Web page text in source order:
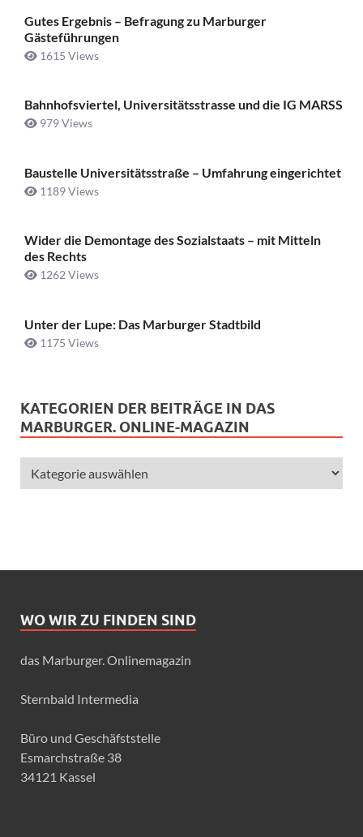
Gutes Ergebnis – Befragung zu Marburger
Gästeführungen
1615 Views
Bahnhofsviertel, Universitätsstrasse und die IG MARSS
979 Views
Baustelle Universitätsstraße ­– Umfahrung eingerichtet
1189 Views
Wider die Demontage des Sozialstaats – mit Mitteln
des Rechts
1262 Views
Unter der Lupe: Das Marburger Stadtbild
1175 Views
KATEGORIEN DER BEITRÄGE IN DAS
MARBURGER. ONLINE-MAGAZIN
WO WIR ZU FINDEN SIND
das Marburger. Onlinemagazin
Sternbald Intermedia
Büro und Geschäfststelle
Esmarchstraße 38
34121 Kassel